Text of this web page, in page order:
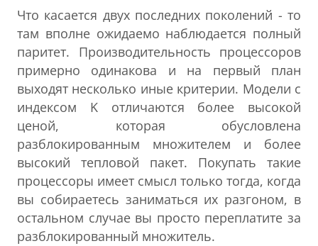
Что касается двух последних поколений - то
там вполне ожидаемо наблюдается полный
паритет. Производительность процессоров
примерно одинакова и на первый план
выходят несколько иные критерии. Модели с
индексом K отличаются более высокой
ценой, которая обусловлена
разблокированным множителем и более
высокий тепловой пакет. Покупать такие
процессоры имеет смысл только тогда, когда
вы собираетесь заниматься их разгоном, в
остальном случае вы просто переплатите за
разблокированный множитель.